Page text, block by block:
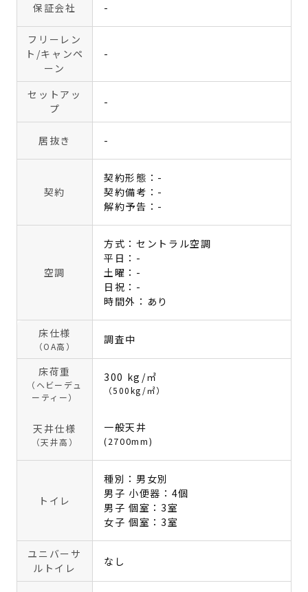
保証会社 -
フリーレン
ト /キャンペ
ーン
-
セットアッ
プ
-
居抜き -
契約
契約形態：-
契約備考：-
解約予告：-
空調
方式：セントラル空調
平日：-
土曜：-
日祝：-
時間外：あり
床仕様
（OA高）
調査中
床荷重
（ヘビーデュ
ーティー）
300 kg/㎡
（500kg/㎡）
天井仕様
（天井高）
一般天井
(2700mm)
トイレ
種別：男女別
男子 小便器：4個
男子 個室：3室
女子 個室：3室
ユニバーサ
ルトイレ
なし